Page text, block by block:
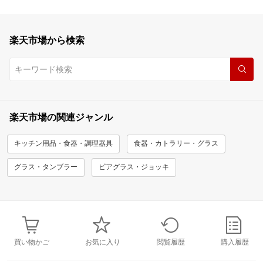
楽天市場から検索
楽天市場の関連ジャンル
キッチン用品・食器・調理器具 食器・カトラリー・グラス
グラス・タンブラー ビアグラス・ジョッキ
買い物かご お気に入り 閲覧履歴 購入履歴